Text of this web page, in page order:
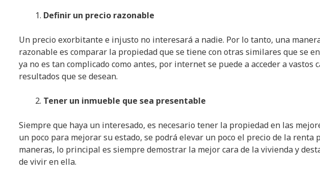
Definir un precio razonable
Un precio exorbitante e injusto no interesará a nadie. Por lo tanto, una
razonable es comparar la propiedad que se tiene con otras similares que se
ya no es tan complicado como antes, por internet se puede a acceder a
resultados que se desean.
Tener un inmueble que sea presentable
Siempre que haya un interesado, es necesario tener la propiedad en las
un poco para mejorar su estado, se podrá elevar un poco el precio de la renta
maneras, lo principal es siempre demostrar la mejor cara de la vivienda y
de vivir en ella.